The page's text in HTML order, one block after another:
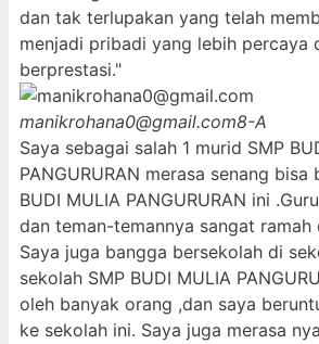
dan tak terlupakan yang telah
menjadi pribadi yang lebih percaya
berprestasi."
manikrohana0@gmail.com8-A
Saya sebagai salah 1 murid SMP
PANGURURAN merasa senang
BUDI MULIA PANGURURAN ini
dan teman-temannya sangat ramah
Saya juga bangga bersekolah di
sekolah SMP BUDI MULIA
oleh banyak orang ,dan saya
ke sekolah ini. Saya juga merasa